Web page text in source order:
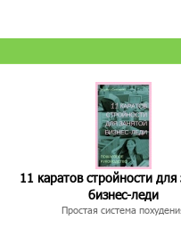
11 каратов стройности для
бизнес-леди
Простая система